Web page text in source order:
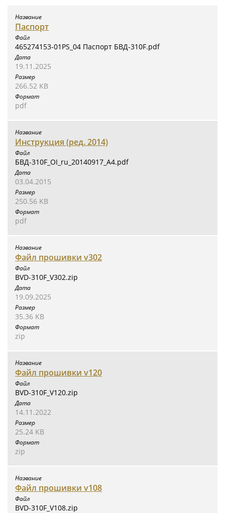
Паспорт
465274153-01PS_04 Паспорт БВД-310F.pdf
19.11.2025
266.52 KB
pdf
Инструкция (ред. 2014)
БВД-310F_OI_ru_20140917_A4.pdf
03.04.2015
250.56 KB
pdf
Файл прошивки v302
BVD-310F_V302.zip
19.09.2025
35.36 KB
zip
Файл прошивки v120
BVD-310F_V120.zip
14.11.2022
25.24 KB
zip
Файл прошивки v108
BVD-310F_V108.zip